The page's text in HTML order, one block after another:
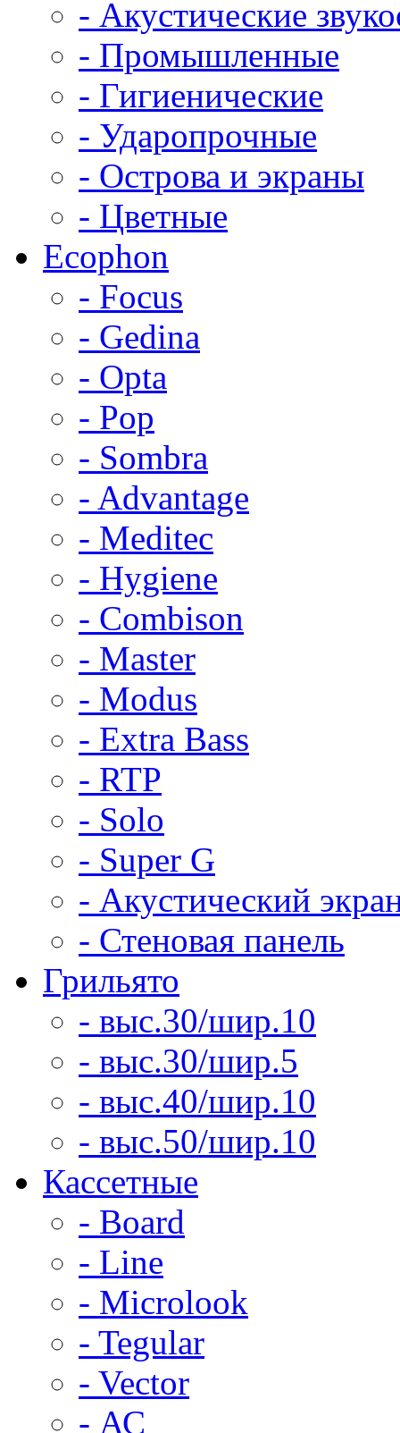
- Акустические
- Промышленные
- Гигиенические
- Ударопрочные
- Острова и экраны
- Цветные
Ecophon
- Focus
- Gedina
- Opta
- Pop
- Sombra
- Advantage
- Meditec
- Hygiene
- Combison
- Master
- Modus
- Extra Bass
- RTP
- Solo
- Super G
- Акустический
- Стеновая панель
Грильято
- выс.30/шир.10
- выс.30/шир.5
- выс.40/шир.10
- выс.50/шир.10
Кассетные
- Board
- Line
- Microlook
- Tegular
- Vector
- АС